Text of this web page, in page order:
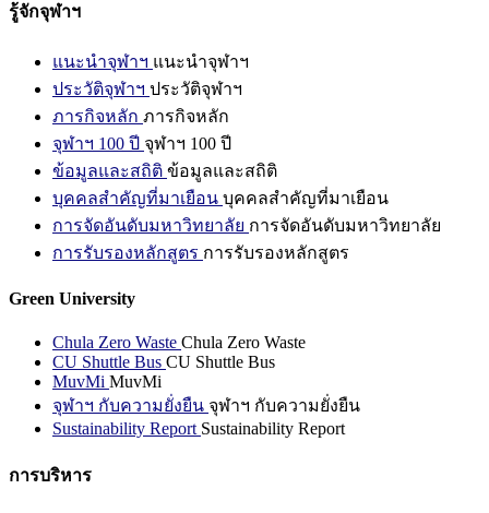
รู้จักจุฬาฯ
แนะนำจุฬาฯ แนะนำจุฬาฯ
ประวัติจุฬาฯ ประวัติจุฬาฯ
ภารกิจหลัก ภารกิจหลัก
จุฬาฯ 100 ปี จุฬาฯ 100 ปี
ข้อมูลและสถิติ ข้อมูลและสถิติ
บุคคลสำคัญที่มาเยือน บุคคลสำคัญที่มาเยือน
การจัดอันดับมหาวิทยาลัย การจัดอันดับมหาวิทยาลัย
การรับรองหลักสูตร การรับรองหลักสูตร
Green University
Chula Zero Waste Chula Zero Waste
CU Shuttle Bus CU Shuttle Bus
MuvMi MuvMi
จุฬาฯ กับความยั่งยืน จุฬาฯ กับความยั่งยืน
Sustainability Report Sustainability Report
การบริหาร